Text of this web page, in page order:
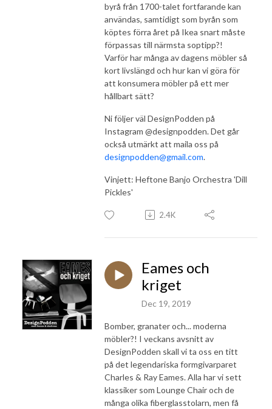
byrå från 1700-talet fortfarande kan
användas, samtidigt som byrån som
köptes förra året på Ikea snart måste
förpassas till närmsta soptipp?!
Varför har många av dagens möbler så
kort livslängd och hur kan vi göra för
att konsumera möbler på ett mer
hållbart sätt?
Ni följer väl DesignPodden på
Instagram @designpodden. Det går
också utmärkt att maila oss på
designpodden@gmail.com.
Vinjett: Heftone Banjo Orchestra 'Dill
Pickles'
2.4K
Eames och
kriget
Dec 19, 2019
Bomber, granater och... moderna
möbler?! I veckans avsnitt av
DesignPodden skall vi ta oss en titt
på det legendariska formgivarparet
Charles & Ray Eames. Alla har vi sett
klassiker som Lounge Chair och de
många olika fiberglasstolarn, men få